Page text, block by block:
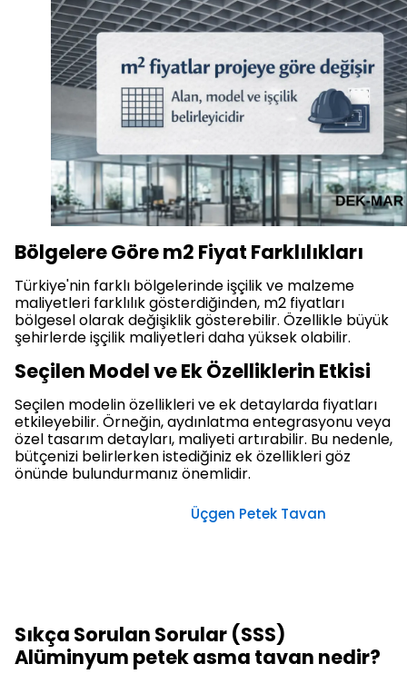
Bölgelere Göre m2 Fiyat Farklılıkları
Türkiye'nin farklı bölgelerinde işçilik ve malzeme
maliyetleri farklılık gösterdiğinden, m2 fiyatları
bölgesel olarak değişiklik gösterebilir. Özellikle büyük
şehirlerde işçilik maliyetleri daha yüksek olabilir.
Seçilen Model ve Ek Özelliklerin Etkisi
Seçilen modelin özellikleri ve ek detaylarda fiyatları
etkileyebilir. Örneğin, aydınlatma entegrasyonu veya
özel tasarım detayları, maliyeti artırabilir. Bu nedenle,
bütçenizi belirlerken istediğiniz ek özellikleri göz
önünde bulundurmanız önemlidir.
Üçgen Petek Tavan
Sıkça Sorulan Sorular (SSS)
Alüminyum petek asma tavan nedir?